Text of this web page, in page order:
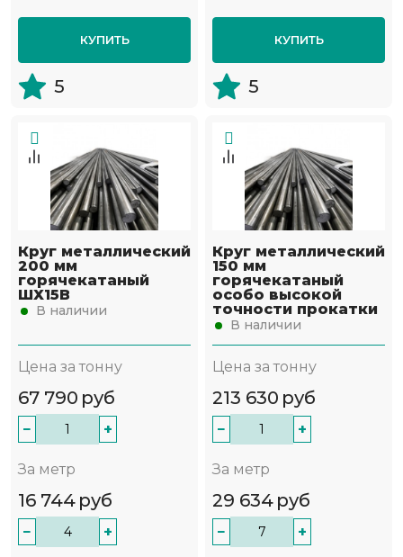
КУПИТЬ
5
КУПИТЬ
5
Круг металлический
200 мм
горячекатаный
ШХ15В
В наличии
Цена за тонну
67 790 руб
− +
За метр
16 744 руб
− +
Круг металлический
150 мм
горячекатаный
особо высокой
точности прокатки
В наличии
Цена за тонну
213 630 руб
− +
За метр
29 634 руб
− +